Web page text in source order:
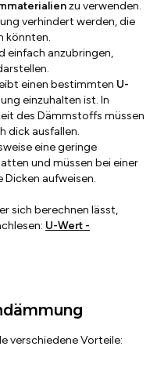
zu verwenden.
verhindert werden, die
könnten.
einfach anzubringen,
einen bestimmten U-
einzuhalten ist. In
des Dämmstoffs müssen
dick ausfallen.
eine geringe
und müssen bei einer
aufweisen.
sich berechnen lässt,
U-Wert -
verschiedene Vorteile: